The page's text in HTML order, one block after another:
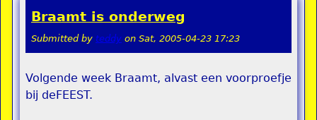
Braamt is onderweg
Submitted by teddy on Sat, 2005-04-23 17:23
Volgende week Braamt, alvast een voorproefje
bij deFEEST.